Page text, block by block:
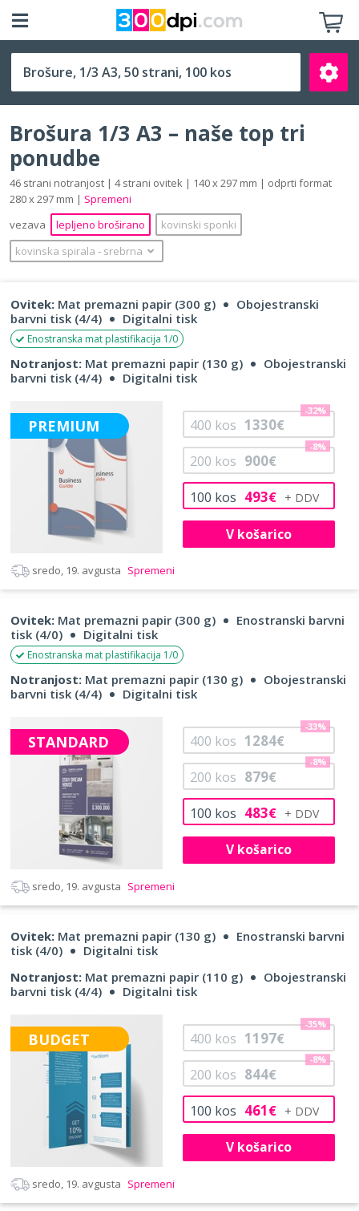
1/3 A3 (140 x 297 mm)
Išči
Brošura 1/3 A3 – naše top tri
ponudbe
46 strani notranjost | 4 strani ovitek | 140 x 297 mm | odprti format
280 x 297 mm | Spremeni
vezava
lepljeno broširano
kovinski sponki
kovinska spirala ‐ srebrna
Ovitek: Mat premazni papir (300 g)
Obojestranski
barvni tisk (4/4)
Digitalni tisk
Enostranska mat plastifikacija 1/0
Notranjost: Mat premazni papir (130 g)
Obojestranski
barvni tisk (4/4)
Digitalni tisk
PREMIUM
100 kos 493€
200 kos 900€
-8%
400 kos 1330€
-32%
V košarico
sredo, 19. avgusta Spremeni
Ovitek: Mat premazni papir (300 g)
Enostranski barvni
tisk (4/0)
Digitalni tisk
Enostranska mat plastifikacija 1/0
Notranjost: Mat premazni papir (130 g)
Obojestranski
barvni tisk (4/4)
Digitalni tisk
STANDARD
100 kos 483€
200 kos 879€
-8%
400 kos 1284€
-33%
V košarico
sredo, 19. avgusta Spremeni
Ovitek: Mat premazni papir (130 g)
Enostranski barvni
tisk (4/0)
Digitalni tisk
Notranjost: Mat premazni papir (110 g)
Obojestranski
barvni tisk (4/4)
Digitalni tisk
BUDGET
100 kos 461€
200 kos 844€
-8%
400 kos 1197€
-35%
V košarico
sredo, 19. avgusta Spremeni